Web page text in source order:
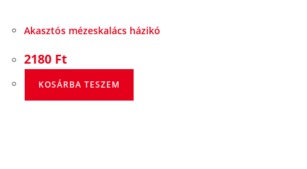
Akasztós mézeskalács házikó
2180 Ft
KOSÁRBA TESZEM